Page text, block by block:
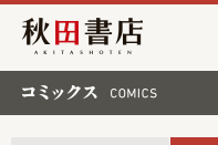
秋田書店